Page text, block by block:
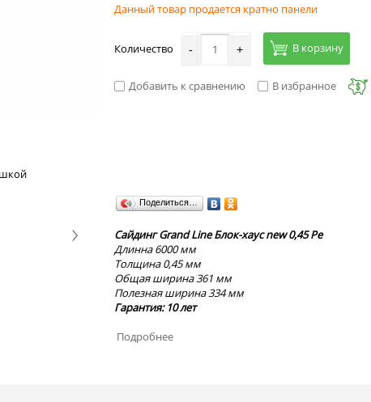
Данный товар продается кратно панели
Количество - + В корзину
Добавить к сравнению В избранное
Поделиться…
Сайдинг Grand Line Блок-хаус new 0,45 Pe
Длинна 6000 мм
Толщина 0,45 мм
Общая ширина 361 мм
Полезная ширина 334 мм
Гарантия: 10 лет
Подробнее